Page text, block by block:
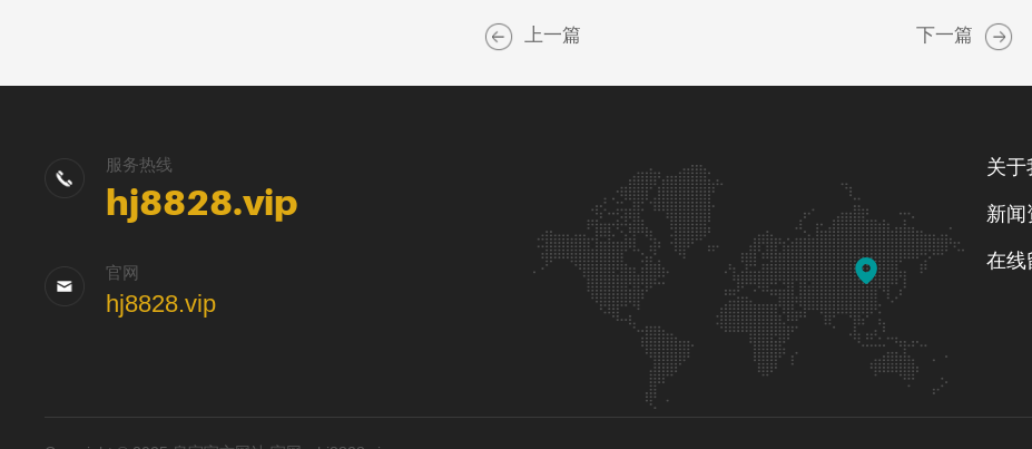
上一篇 下一篇
服务热线
hj8828.vip
官网
hj8828.vip
关于
新闻
在线